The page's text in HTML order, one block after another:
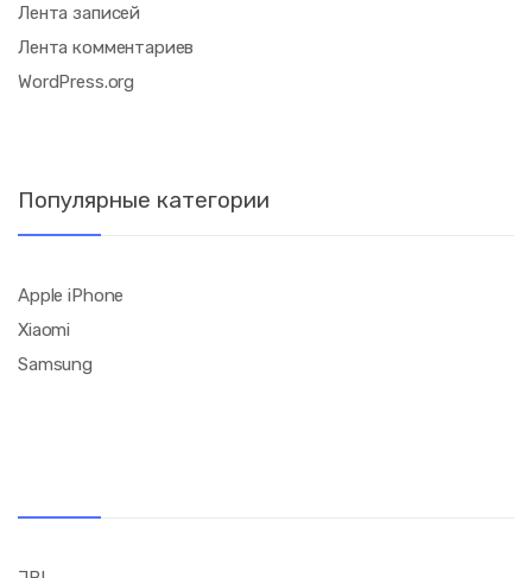
Лента записей
Лента комментариев
WordPress.org
Популярные категории
Apple iPhone
Xiaomi
Samsung